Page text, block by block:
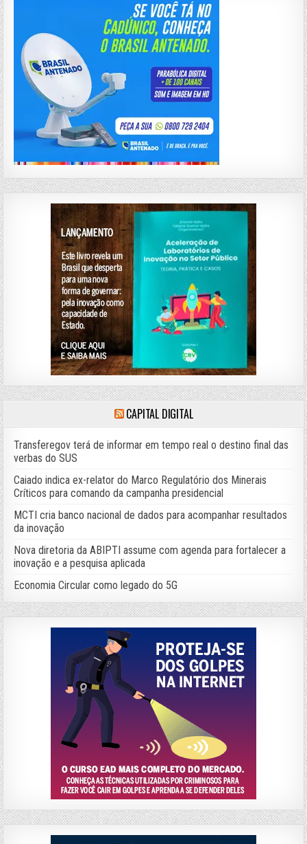
CAPITAL DIGITAL
Transferegov terá de informar em tempo real o destino final das
verbas do SUS
Caiado indica ex-relator do Marco Regulatório dos Minerais
Críticos para comando da campanha presidencial
MCTI cria banco nacional de dados para acompanhar resultados
da inovação
Nova diretoria da ABIPTI assume com agenda para fortalecer a
inovação e a pesquisa aplicada
Economia Circular como legado do 5G